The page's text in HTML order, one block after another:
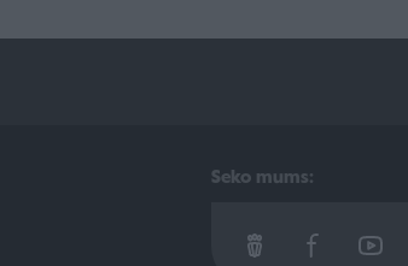
Seko mums: